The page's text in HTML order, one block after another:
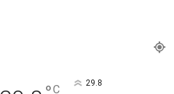
C 29.8